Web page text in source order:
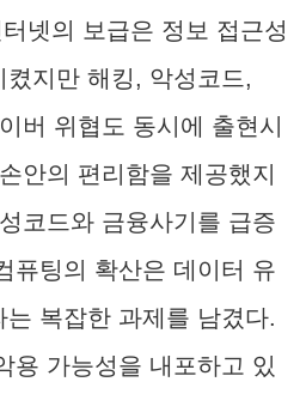
넷의 보급은 정보 접근성
지만 해킹, 악성코드,
버 위협도 동시에 출현시
안의 편리함을 제공했지
코드와 금융사기를 급증
퓨팅의 확산은 데이터 유
복잡한 과제를 남겼다.
용 가능성을 내포하고 있